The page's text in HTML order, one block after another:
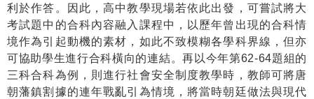
利於作答。因此，高中教學現場若依此出發，可嘗試將大
考試題中的合科內容融入課程中，以歷年曾出現的合科情
境作為引起動機的素材，如此不致模糊各學科界線，但亦
可協助學生進行合科橫向的連結。再以今年第62-64題組的
三科合科為例，則進行社會安全制度教學時，教師可將唐
朝藩鎮割據的連年戰亂引為情境，將當時朝廷做法與現代